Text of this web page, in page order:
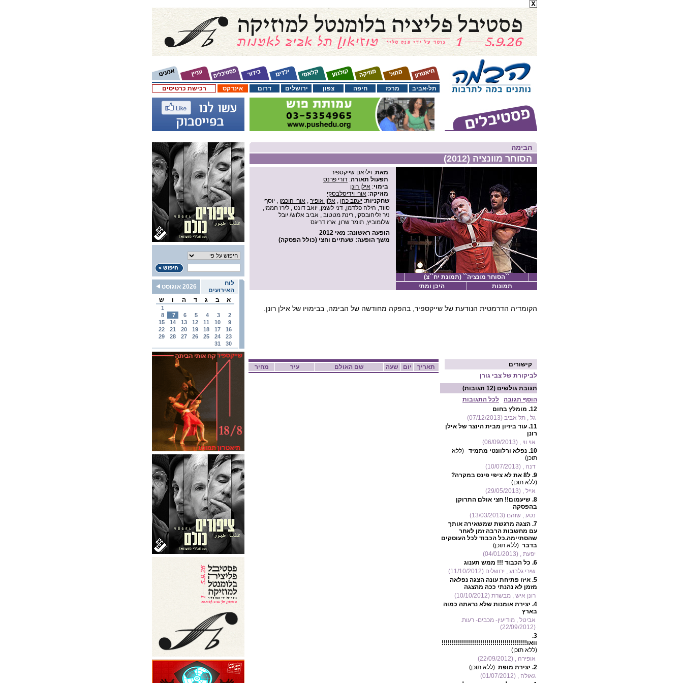
רכישת כרטיסים אינדקס דרום ירושלים צפון חיפה מרכז תל-אביב
לוח
האירועים
2026 אוגוסט
א
ב ג ד ה ו ש
1
2
3
4
5
6
7
8
9
10
11
12
13
14
15
16
17
18
19
20
21
22
23
24
25
26
27
28
29
30
31
הבימה
הסוחר מוונציה (2012)
מאת: ויליאם שייקספיר
תפעול תאורה: דורי פרנס
בימוי: אילן רונן
מוזיקה: אורי וידיסלבסקי
שחקניות: יעקב כהן , אלון אופיר , אורי הוכמן , יוסף
סווד, הילה פלדמן, דני לשמן, יואב דונט , לירז חממי,
ניר זליחובסקי, רינת מטטוב , אביב אלוש/ יובל
שלומוביץ, תומר שרון, ארז דריגס
הופעה ראשונה: מאי 2012
משך הופעה: שעתיים וחצי (כולל הפסקה)
``הסוחר מונציה`` (תמונת יח``צ)
תמונות
היכן ומתי
הקומדיה הדרמטית הנודעת של שייקספיר, בהפקה מחודשה של הבימה, בבימויו של אילן רונן.
מחיר עיר שם האולם שעה יום תאריך
קישורים
לביקורת של צבי גורן
תגובת גולשים (12 תגובות)
הוסף תגובה
לכל התגובות
12. מומלץ בחום
גל , תל אביב (07/12/2013)
11. עוד ביזיון מבית היוצר של אילן
רונן
אוי ווי , (06/09/2013)
10. נפלא ורלוונטי מתמיד
(ללא
תוכן)
דנה , (10/07/2013)
9. ל8 את לא ציפי פינס במקרה?
(ללא תוכן)
אייל , (29/05/2013)
8. שיעמום!! חצי אולם התרוקן
בהפסקה
נטע , שוהם (13/03/2013)
7. הצגה מרגשת שמשאירה אותך
עם מחשבות הרבה זמן לאחר
שהסתיימה.כל הכבוד לכל העוסקים
בדבר (ללא תוכן)
יפעת , (04/01/2013)
6. כל הכבוד !!! ממש תענוג
שירי גלבוע , ירושלים (11/10/2012)
5. איזו פתיחת עונה הצגה נפלאה
מזמן לא נהנתי ככה מהצגה
רונן איש , מבשרת (10/10/2012)
4. יצירת אומנות שלא נראתה כמוה
בארץ
אביטל , מודיעין- מכבים- רעות.
(22/09/2012)
3.
וואו!!!!!!!!!!!!!!!!!!!!!!!!!!!!!!!!!!!!!!!!!!
(ללא תוכן)
אופירה , (22/09/2012)
2. יצירת מופת (ללא תוכן)
גאולה , (01/07/2012)